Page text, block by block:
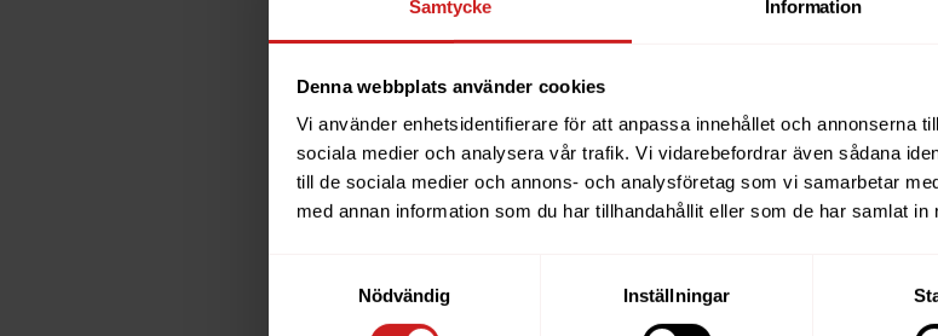
Samtycke Information
Denna webbplats använder cookies
Vi använder enhetsidentifierare för att anpassa innehållet och annonserna
sociala medier och analysera vår trafik. Vi vidarebefordrar även sådana
till de sociala medier och annons- och analysföretag som vi samarbetar
med annan information som du har tillhandahållit eller som de har samlat in
Nödvändig
Inställningar
The website you were
has been suspended
the website for further information.